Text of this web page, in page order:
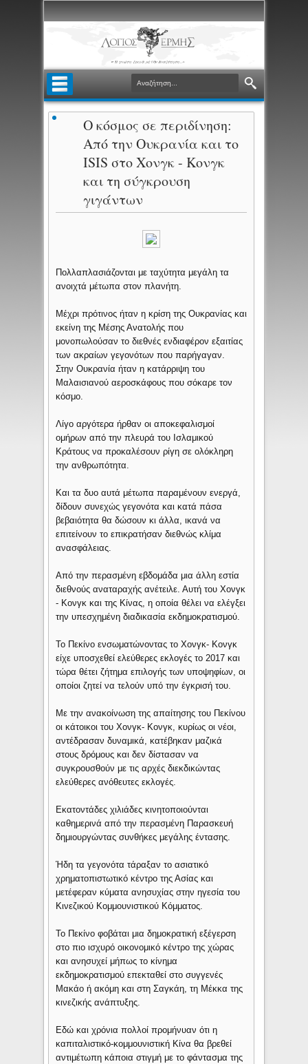
Ο κόσμος σε περιδίνηση:
Από την Ουκρανία και το
ISIS στο Χονγκ - Κονγκ
και τη σύγκρουση
γιγάντων
Πολλαπλασιάζονται με ταχύτητα μεγάλη τα
ανοιχτά μέτωπα στον πλανήτη.
Μέχρι πρότινος ήταν η κρίση της Ουκρανίας και
εκείνη της Μέσης Ανατολής που
μονοπωλούσαν το διεθνές ενδιαφέρον εξαιτίας
των ακραίων γεγονότων που παρήγαγαν.
Στην Ουκρανία ήταν η κατάρριψη του
Μαλαισιανού αεροσκάφους που σόκαρε τον
κόσμο.
Λίγο αργότερα ήρθαν οι αποκεφαλισμοί
ομήρων από την πλευρά του Ισλαμικού
Κράτους να προκαλέσουν ρίγη σε ολόκληρη
την ανθρωπότητα.
Και τα δυο αυτά μέτωπα παραμένουν ενεργά,
δίδουν συνεχώς γεγονότα και κατά πάσα
βεβαιότητα θα δώσουν κι άλλα, ικανά να
επιτείνουν το επικρατήσαν διεθνώς κλίμα
ανασφάλειας.
Από την περασμένη εβδομάδα μια άλλη εστία
διεθνούς αναταραχής ανέτειλε. Αυτή του Χονγκ
- Κονγκ και της Κίνας, η οποία θέλει να ελέγξει
την υπεσχημένη διαδικασία εκδημοκρατισμού.
Το Πεκίνο ενσωματώνοντας το Χονγκ- Κονγκ
είχε υποσχεθεί ελεύθερες εκλογές το 2017 και
τώρα θέτει ζήτημα επιλογής των υποψηφίων, οι
οποίοι ζητεί να τελούν υπό την έγκρισή του.
Με την ανακοίνωση της απαίτησης του Πεκίνου
οι κάτοικοι του Χονγκ- Κονγκ, κυρίως οι νέοι,
αντέδρασαν δυναμικά, κατέβηκαν μαζικά
στους δρόμους και δεν δίστασαν να
συγκρουσθούν με τις αρχές διεκδικώντας
ελεύθερες ανόθευτες εκλογές.
Εκατοντάδες χιλιάδες κινητοποιούνται
καθημερινά από την περασμένη Παρασκευή
δημιουργώντας συνθήκες μεγάλης έντασης.
Ήδη τα γεγονότα τάραξαν το ασιατικό
χρηματοπιστωτικό κέντρο της Ασίας και
μετέφεραν κύματα ανησυχίας στην ηγεσία του
Κινεζικού Κομμουνιστικού Κόμματος.
Το Πεκίνο φοβάται μια δημοκρατική εξέγερση
στο πιο ισχυρό οικονομικό κέντρο της χώρας
και ανησυχεί μήπως το κίνημα
εκδημοκρατισμού επεκταθεί στο συγγενές
Μακάο ή ακόμη και στη Σαγκάη, τη Μέκκα της
κινεζικής ανάπτυξης.
Εδώ και χρόνια πολλοί προμήνυαν ότι η
καπιταλιστικό-κομμουνιστική Κίνα θα βρεθεί
αντιμέτωπη κάποια στιγμή με το φάντασμα της